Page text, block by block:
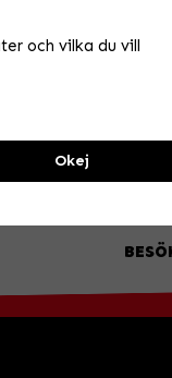
och vilka du vill
Okej